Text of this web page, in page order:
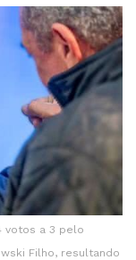
votos a 3 pelo
Filho, resultando